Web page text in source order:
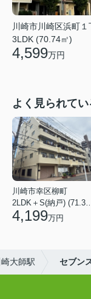
川崎市川崎区浜町１
3LDK (70.74㎡)
4,599万円
よく見られて
川崎市幸区柳町
4,199万円
大師駅 セブン